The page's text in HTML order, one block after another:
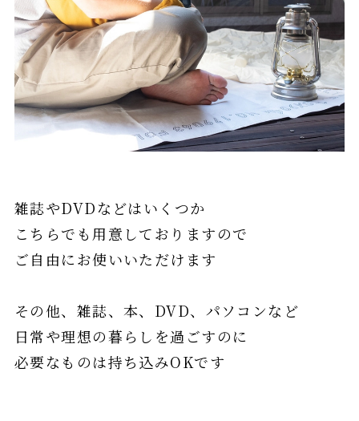
雑誌やDVDなどはいくつか
こちらでも用意しておりますので
ご自由にお使いいただけます
その他、雑誌、本、DVD、パソコンなど
日常や理想の暮らしを過ごすのに
必要なものは持ち込みOKです